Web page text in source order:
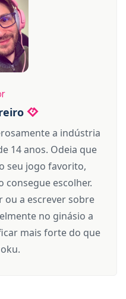
a indústria
14 anos. Odeia que
seu jogo favorito,
consegue escolher.
ou a escrever sobre
no ginásio a
mais forte do que